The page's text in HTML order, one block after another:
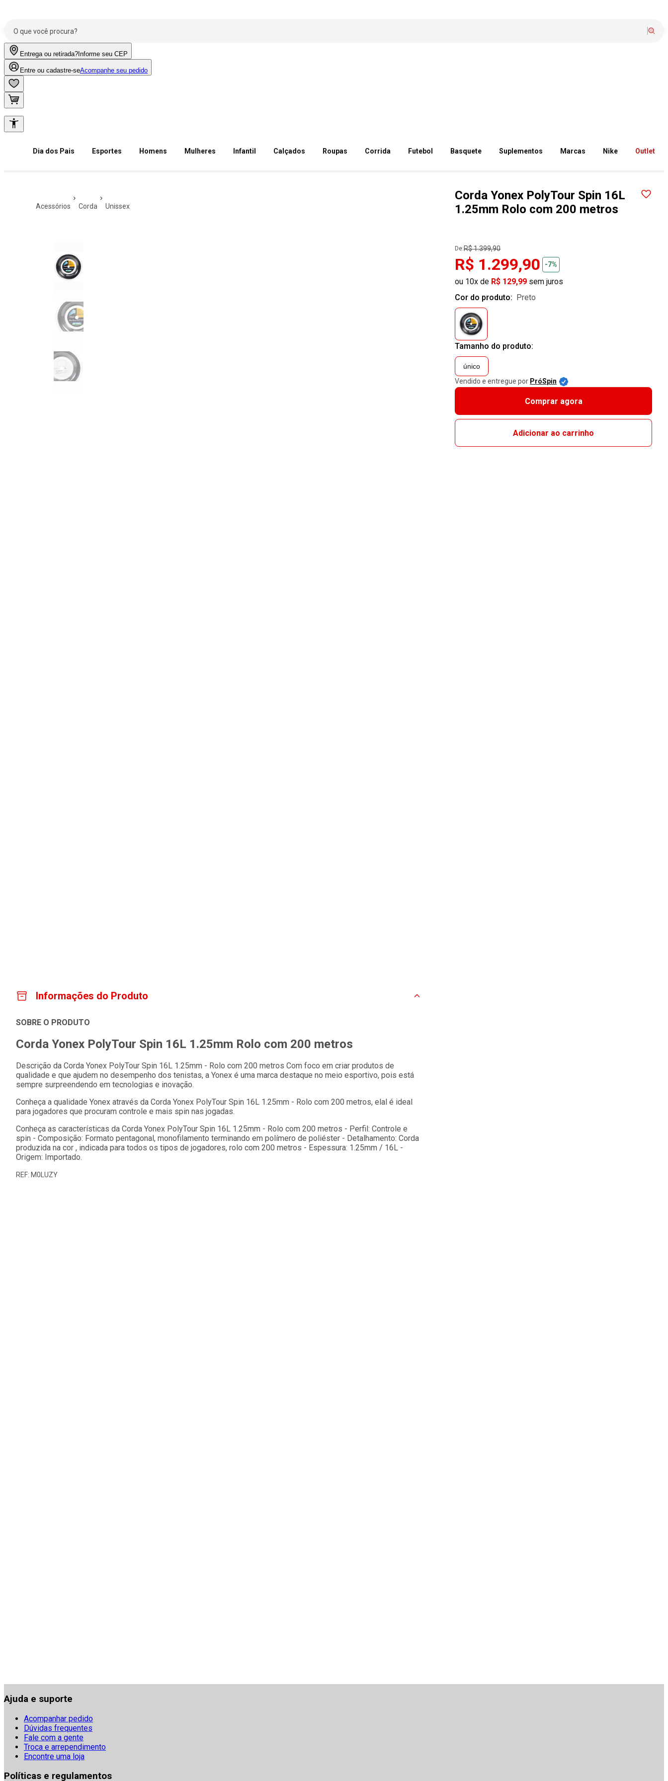
Entrega ou retirada? Informe seu CEP
Entre ou cadastre-seAcompanhe seu pedido
Dia dos Pais Esportes Homens Mulheres Infantil Calçados Roupas Corrida Futebol Basquete Suplementos Marcas Nike Outlet
acessórios corda unissex
Corda Yonex PolyTour Spin 16L
1.25mm Rolo com 200 metros
De:R$ 1.399,90
R$ 1.299,90 -7%
ou 10x de R$ 129,99 sem juros
Cor do produto:
preto
Tamanho do produto:
único
Vendido e entregue por PróSpin
Comprar agora
Adicionar ao carrinho
Informações do Produto
SOBRE O PRODUTO
Corda Yonex PolyTour Spin 16L 1.25mm Rolo com 200 metros
Descrição da Corda Yonex PolyTour Spin 16L 1.25mm - Rolo com 200 metros Com foco em criar produtos de
qualidade e que ajudem no desempenho dos tenistas, a Yonex é uma marca destaque no meio esportivo, pois está
sempre surpreendendo em tecnologias e inovação.
Conheça a qualidade Yonex através da Corda Yonex PolyTour Spin 16L 1.25mm - Rolo com 200 metros, elal é ideal
para jogadores que procuram controle e mais spin nas jogadas.
Conheça as características da Corda Yonex PolyTour Spin 16L 1.25mm - Rolo com 200 metros - Perfil: Controle e
spin - Composição: Formato pentagonal, monofilamento terminando em polímero de poliéster - Detalhamento: Corda
produzida na cor , indicada para todos os tipos de jogadores, rolo com 200 metros - Espessura: 1.25mm / 16L -
Origem: Importado.
REF: M0LUZY
Ajuda e suporte
Acompanhar pedido
Dúvidas frequentes
Fale com a gente
Troca e arrependimento
Encontre uma loja
Políticas e regulamentos